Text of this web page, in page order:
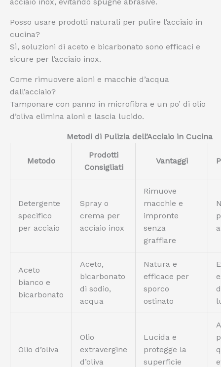
Posso usare prodotti naturali per pulire l’acciaio in
cucina?
Sì, soluzioni di aceto e bicarbonato sono efficaci e
sicure per l’acciaio inox.
Come rimuovere aloni e macchie d’acqua
dall’acciaio?
Tamponare con panno in microfibra e un po’ di olio
d’oliva elimina aloni e lascia lucido.
Metodi di Pulizia dell’Acciaio in Cucina
Metodo
Prodotti
Consigliati
Vantaggi
Detergente
specifico
per acciaio
Spray o
crema per
acciaio inox
Rimuove
macchie e
impronte
senza
graffiare
Aceto
bianco e
bicarbonato
Aceto,
bicarbonato
di sodio,
acqua
Natura e
efficace per
sporco
ostinato
Olio d’oliva
Olio
extravergine
d’oliva
Lucida e
protegge la
superficie